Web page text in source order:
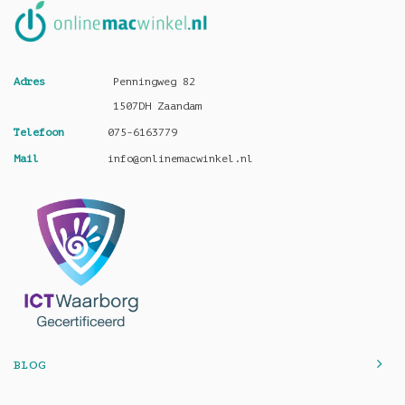
Adres
Penningweg 82
1507DH Zaandam
Telefoon 075-6163779
Mail info@onlinemacwinkel.nl
BLOG